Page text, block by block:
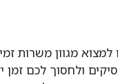
מגוון משרות
ולחסוך לכם זמן